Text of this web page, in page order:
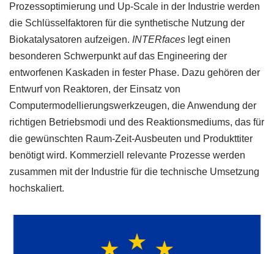
Prozessoptimierung und Up-Scale in der Industrie werden
die Schlüsselfaktoren für die synthetische Nutzung der
Biokatalysatoren aufzeigen. INTERfaces legt einen
besonderen Schwerpunkt auf das Engineering der
entworfenen Kaskaden in fester Phase. Dazu gehören der
Entwurf von Reaktoren, der Einsatz von
Computermodellierungswerkzeugen, die Anwendung der
richtigen Betriebsmodi und des Reaktionsmediums, das für
die gewünschten Raum-Zeit-Ausbeuten und Produkttiter
benötigt wird. Kommerziell relevante Prozesse werden
zusammen mit der Industrie für die technische Umsetzung
hochskaliert.